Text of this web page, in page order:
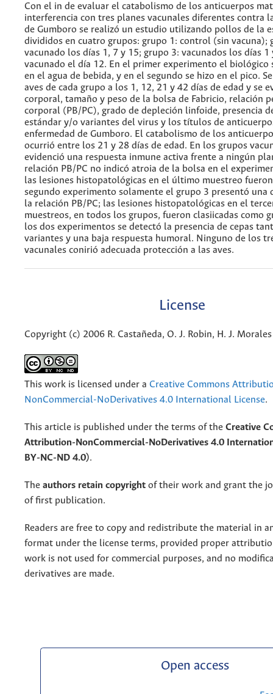
Con el in de evaluar el catabolismo de los anticuerpos
interferencia con tres planes vacunales diferentes contra
de Gumboro se realizó un estudio utilizando pollos de la
divididos en cuatro grupos: grupo 1: control (sin vacuna);
vacunado los días 1, 7 y 15; grupo 3: vacunados los días 1
vacunado el día 12. En el primer experimento el biológico
en el agua de bebida, y en el segundo se hizo en el pico.
aves de cada grupo a los 1, 12, 21 y 42 días de edad y se
corporal, tamaño y peso de la bolsa de Fabricio, relación
corporal (PB/PC), grado de depleción linfoide, presencia
estándar y/o variantes del virus y los títulos de
enfermedad de Gumboro. El catabolismo de los
ocurrió entre los 21 y 28 días de edad. En los grupos
evidenció una respuesta inmune activa frente a ningún
relación PB/PC no indicó atroia de la bolsa en el
las lesiones histopatológicas en el último muestreo
segundo experimento solamente el grupo 3 presentó una
la relación PB/PC; las lesiones histopatológicas en el
muestreos, en todos los grupos, fueron clasiicadas como
los dos experimentos se detectó la presencia de cepas
variantes y una baja respuesta humoral. Ninguno de los
vacunales conirió adecuada protección a las aves.
License
Copyright (c) 2006 R. Castañeda, O. J. Robin, H. J. Morales
This work is licensed under a Creative Commons
NonCommercial-NoDerivatives 4.0 International License.
This article is published under the terms of the Creative
Attribution-NonCommercial-NoDerivatives 4.0
BY-NC-ND 4.0).
The authors retain copyright of their work and grant the
of first publication.
Readers are free to copy and redistribute the material in
format under the license terms, provided proper
work is not used for commercial purposes, and no
derivatives are made.
Open access